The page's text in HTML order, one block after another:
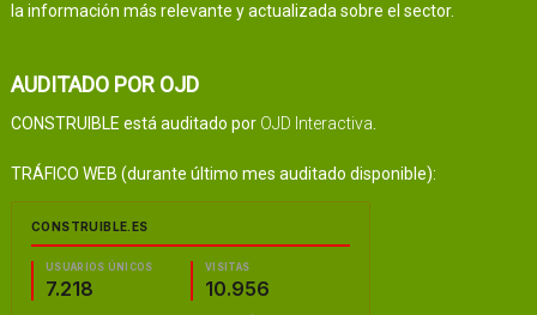
la información más relevante y actualizada sobre el sector.
AUDITADO POR OJD
CONSTRUIBLE está auditado por OJD Interactiva.
TRÁFICO WEB (durante último mes auditado disponible):